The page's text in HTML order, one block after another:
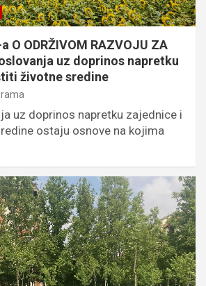
O ODRŽIVOM RAZVOJU ZA
uz doprinos napretku
životne sredine
uz doprinos napretku zajednice i
ostaju osnove na kojima